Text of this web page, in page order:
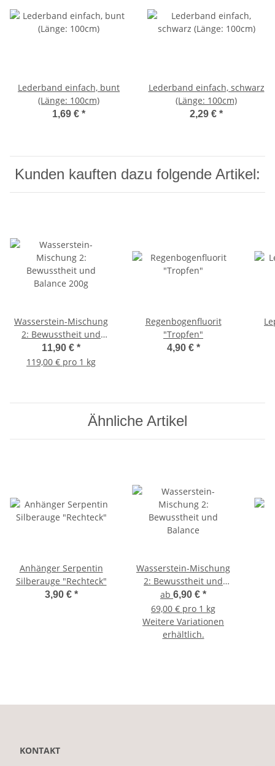
Lederband einfach, bunt
(Länge: 100cm)
1,69 € *
Lederband einfach, schwarz
(Länge: 100cm)
2,29 € *
Kunden kauften dazu folgende Artikel:
Wasserstein-Mischung
2: Bewusstheit und
Balance 200g
11,90 € *
119,00 € pro 1 kg
Regenbogenfluorit
"Tropfen"
4,90 € *
Ähnliche Artikel
Anhänger Serpentin
Silberauge "Rechteck"
3,90 € *
Wasserstein-Mischung
2: Bewusstheit und
Balance
ab 6,90 € *
69,00 € pro 1 kg
Weitere Variationen
erhältlich.
KONTAKT